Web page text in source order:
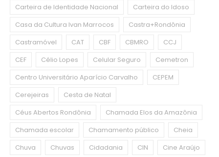
Carteira de Identidade Nacional
Carteira do Idoso
Casa da Cultura Ivan Marrocos
Castra+Rondônia
Castramóvel
CAT CBF CBMRO
CCJ
CEF
Célio Lopes Celular Seguro
Cemetron
Centro Universitário Aparício Carvalho
CEPEM
Cerejeiras
Cesta de Natal
Céus Abertos Rondônia
Chamada Elos da Amazônia
Chamada escolar
Chamamento público
Cheia
Chuva
Chuvas Cidadania CIN
Cine Araújo